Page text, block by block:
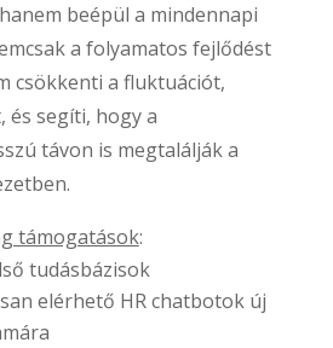
beépül a mindennapi
a folyamatos fejlődést
csökkenti a fluktuációt,
és segíti, hogy a
távon is megtalálják a
támogatások:
tudásbázisok
elérhető HR chatbotok új